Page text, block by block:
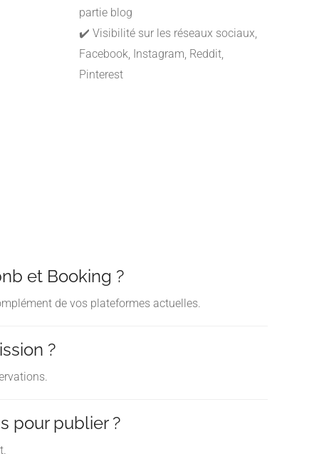
partie blog
✔️ Visibilité sur les réseaux sociaux,
Facebook, Instagram, Reddit,
Pinterest
et Booking ?
de vos plateformes actuelles.
?
pour publier ?